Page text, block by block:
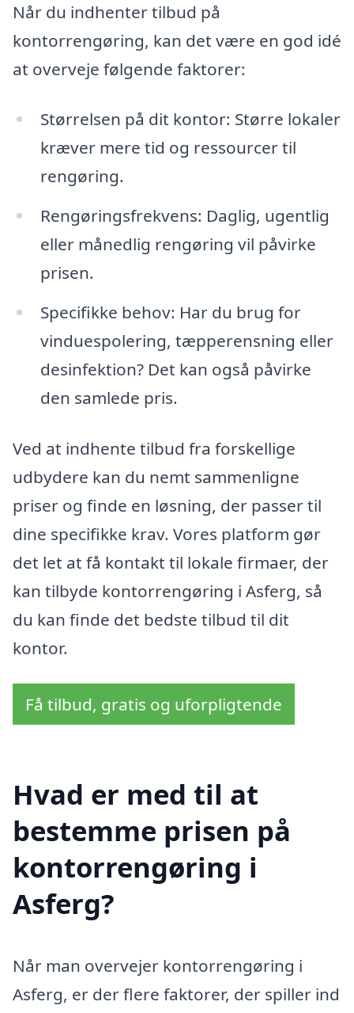
Når du indhenter tilbud på
kontorrengøring, kan det være en god idé
at overveje følgende faktorer:
Størrelsen på dit kontor: Større lokaler
kræver mere tid og ressourcer til
rengøring.
Rengøringsfrekvens: Daglig, ugentlig
eller månedlig rengøring vil påvirke
prisen.
Specifikke behov: Har du brug for
vinduespolering, tæpperensning eller
desinfektion? Det kan også påvirke
den samlede pris.
Ved at indhente tilbud fra forskellige
udbydere kan du nemt sammenligne
priser og finde en løsning, der passer til
dine specifikke krav. Vores platform gør
det let at få kontakt til lokale firmaer, der
kan tilbyde kontorrengøring i Asferg, så
du kan finde det bedste tilbud til dit
kontor.
Få tilbud, gratis og uforpligtende
Hvad er med til at
bestemme prisen på
kontorrengøring i
Asferg?
Når man overvejer kontorrengøring i
Asferg, er der flere faktorer, der spiller ind